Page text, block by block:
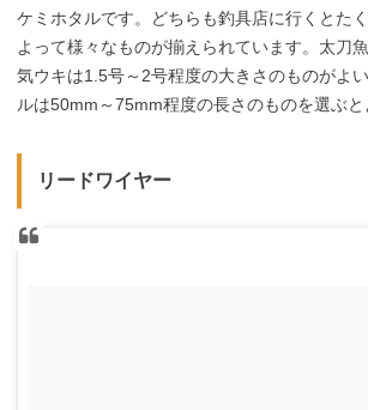
ケミホタルです。どちらも釣具店に行くとた
よって様々なものが揃えられています。太刀
気ウキは1.5号～2号程度の大きさのものがよ
ルは50mm～75mm程度の長さのものを選ぶと
リードワイヤー